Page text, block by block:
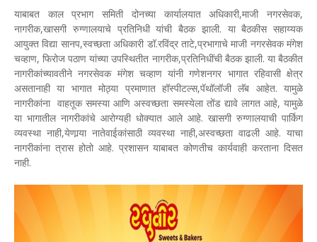
याबाबत काल प्रभाग समिती दोनच्या कार्यालयात अधिकारी,माजी नगरसेवक,
नागरीक,खासगी रुग्णालयाचे प्रतिनिधी यांची बैठक झाली. या बैठकीस सहाय्यक
आयुक्त विद्या सानप,स्वच्छता अधिकारी डॉ.रविंद्र ताटे,प्रभागाचे माजी नगरसेवक मंगेश
चव्हाण, फिरोज पठाण यांच्या उपस्थितीत नागरीक,प्रतिनिधींची बैठक झाली. या बैठकीत
नागरीकांच्यावतीने नगरसेवक मंगेश चव्हाण यांनी गणेशनगर भागात रहिवासी क्षेत्र
असतानाही या भागात मोठ्या प्रमाणात हॉस्पीटल्स,पॅथॉलॉजी लॅब आहेत. यामुळे
नागरीकांना वाहतूक समस्या आणि अस्वच्छता समस्येला तोंड द्यावे लागत आहे, यामुळे
या भागातील नागरीकांचे आरोग्यही धोक्यात आले आहे. खासगी रुग्णालयाची पार्किग
व्यवस्था नाही,येणार्‍या नातेवाईकांसाठी व्यवस्था नाही,अस्वच्छता वाढली आहे. याचा
नागरीकांना त्रास होतो आहे. प्रशासन याबाबत कोणतीच कार्यवाही करताना दिसत
नाही.